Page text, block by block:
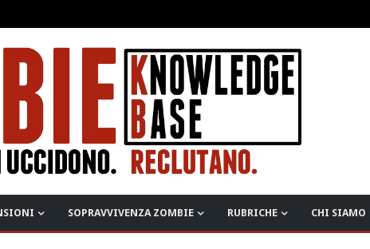
SOPRAVVIVENZA ZOMBIE RUBRICHE CHI SIAMO